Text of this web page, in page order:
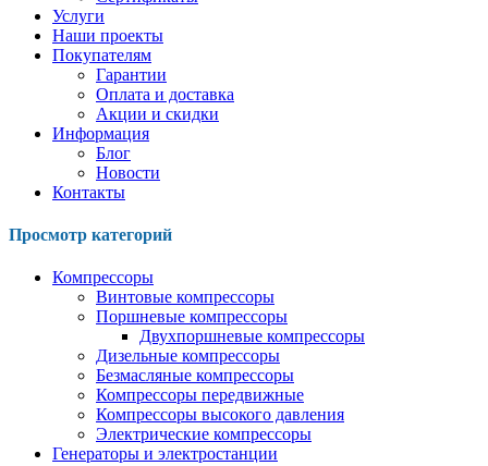
Услуги
Наши проекты
Покупателям
Гарантии
Оплата и доставка
Акции и скидки
Информация
Блог
Новости
Контакты
Просмотр категорий
Компрессоры
Винтовые компрессоры
Поршневые компрессоры
Двухпоршневые компрессоры
Дизельные компрессоры
Безмасляные компрессоры
Компрессоры передвижные
Компрессоры высокого давления
Электрические компрессоры
Генераторы и электростанции